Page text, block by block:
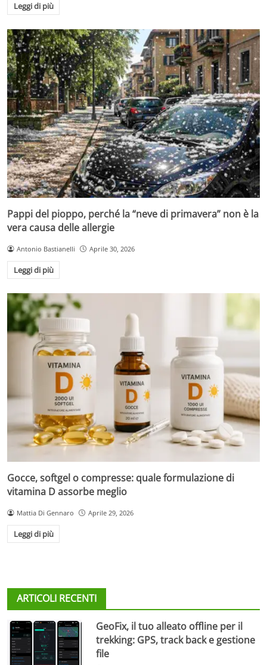
Leggi di più
Pappi del pioppo, perché la “neve di primavera” non è la
vera causa delle allergie
Antonio Bastianelli Aprile 30, 2026
Leggi di più
Gocce, softgel o compresse: quale formulazione di
vitamina D assorbe meglio
Mattia Di Gennaro Aprile 29, 2026
Leggi di più
ARTICOLI RECENTI
GeoFix, il tuo alleato offline per il
trekking: GPS, track back e gestione
file